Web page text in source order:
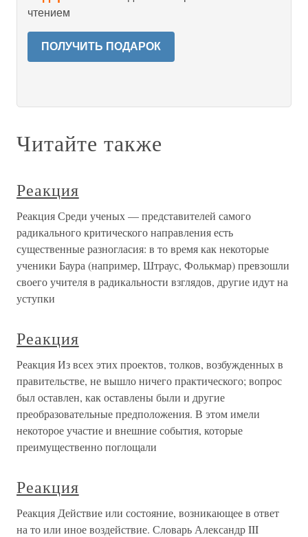
чтением
ПОЛУЧИТЬ ПОДАРОК
Читайте также
Реакция
Реакция Среди ученых — представителей самого
радикального критического направления есть
существенные разногласия: в то время как некоторые
ученики Баура (например, Штраус, Фолькмар) превзошли
своего учителя в радикальности взглядов, другие идут на
уступки
Реакция
Реакция Из всех этих проектов, толков, возбужденных в
правительстве, не вышло ничего практического; вопрос
был оставлен, как оставлены были и другие
преобразовательные предположения. В этом имели
некоторое участие и внешние события, которые
преимущественно поглощали
Реакция
Реакция Действие или состояние, возникающее в ответ
на то или иное воздействие. Словарь Александр III